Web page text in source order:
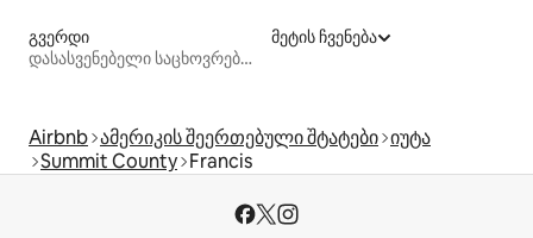
გვერდი
დასასვენებელი საცხოვრებლები
მეტის ჩვენება
Airbnb ამერიკის შეერთებული შტატები იუტა
Summit County Francis